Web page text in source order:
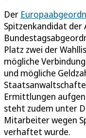
Der
Spitzenkandidat der
Platz zwei der
mögliche
und mögliche
Ermittlungen
steht zudem unter
Mitarbeiter wegen
verhaftet wurde.